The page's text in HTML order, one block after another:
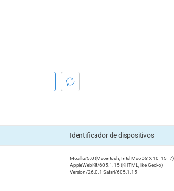
Identificador de dispositivos
Mozilla/5.0 (Macintosh; Intel Mac OS X 10_15_7)
AppleWebKit/605.1.15 (KHTML, like Gecko)
Version/26.0.1 Safari/605.1.15